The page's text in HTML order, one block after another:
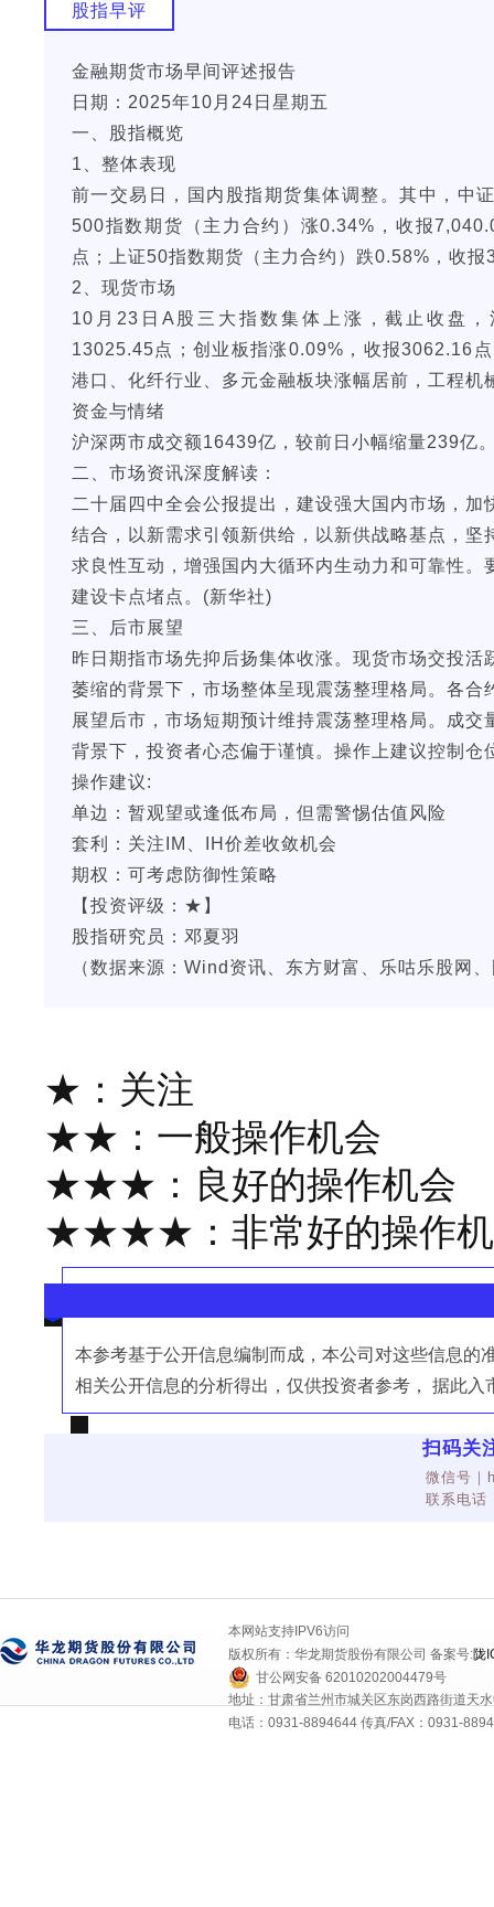
股指早评
金融期货市场早间评述报告
日期：2025年10月24日星期五
一、股指概览
1、整体表现
前一交易日，国内股指期货集体调整。其中，中
500指数期货（主力合约）涨0.34%，收报
点；上证50指数期货（主力合约）跌0.58%，收
2、现货市场
10月23日A股三大指数集体上涨，截止收盘
13025.45点；创业板指涨0.09%，收报3062.16
港口、化纤行业、多元金融板块涨幅居前，工程
资金与情绪
沪深两市成交额16439亿，较前日小幅缩量239亿
二、市场资讯深度解读：
二十届四中全会公报提出，建设强大国内市场，
结合，以新需求引领新供给，以新供战略基点，
求良性互动，增强国内大循环内生动力和可靠性
建设卡点堵点。(新华社)
三、后市展望
昨日期指市场先抑后扬集体收涨。现货市场交投
萎缩的背景下，市场整体呈现震荡整理格局。各
展望后市，市场短期预计维持震荡整理格局。成
背景下，投资者心态偏于谨慎。操作上建议控制仓
操作建议:
单边：暂观望或逢低布局，但需警惕估值风险
套利：关注IM、IH价差收敛机会
期权：可考虑防御性策略
【投资评级：★】
股指研究员：邓夏羽
（数据来源：Wind资讯、东方财富、乐咕乐股网
★：关注
★★：一般操作机会
★★★：良好的操作机会
★★★★：非常好的操作
本参考基于公开信息编制而成，本公司对这些信息的
相关公开信息的分析得出，仅供投资者参考， 据此入
扫码关
微信号｜
联系电话
本网站支持IPV6访问
版权所有：华龙期货股份有限公司 备案号:陇
甘公网安备 62010202004479号
地址：甘肃省兰州市城关区东岗西路街道天
电话：0931-8894644 传真/FAX：0931-